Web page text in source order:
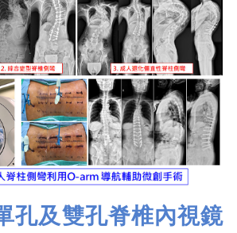
孔及雙孔脊椎內視鏡